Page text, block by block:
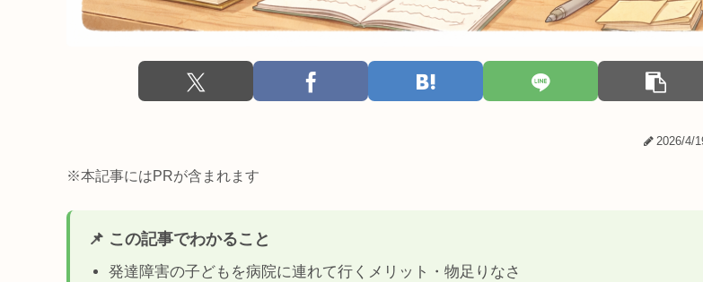
2026/4/
※本記事にはPRが含まれます
📌 この記事でわかること
発達障害の子どもを病院に連れて行くメリット・物足りなさ